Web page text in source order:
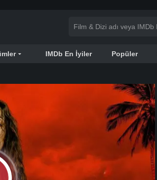
IMDb En İyiler Popüler